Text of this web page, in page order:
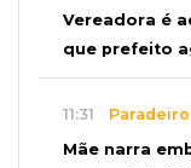
Vereadora é
que prefeito
11:31
Mãe narra